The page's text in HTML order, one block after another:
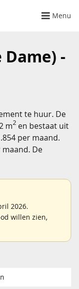
Menu
-
te huur. De
m2 en bestaat uit
per maand.
De
2026.
willen zien,